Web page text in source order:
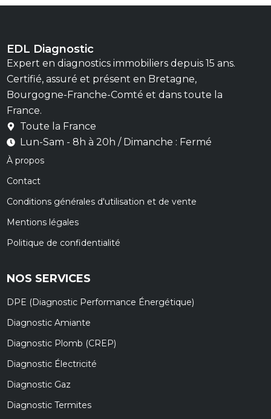
EDL Diagnostic
Expert en diagnostics immobiliers depuis 15 ans.
Certifié, assuré et présent en Bretagne,
Bourgogne-Franche-Comté et dans toute la
France.
Toute la France
Lun-Sam - 8h à 20h / Dimanche : Fermé
À propos
Contact
Conditions générales d'utilisation et de vente
Mentions légales
Politique de confidentialité
NOS SERVICES
DPE (Diagnostic Performance Énergétique)
Diagnostic Amiante
Diagnostic Plomb (CREP)
Diagnostic Électricité
Diagnostic Gaz
Diagnostic Termites